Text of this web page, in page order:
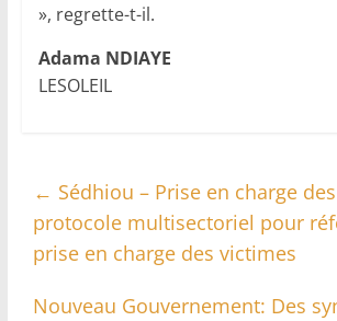
», regrette-t-il.
Adama NDIAYE
LESOLEIL
← Sédhiou – Prise en charge
protocole multisectoriel pour
prise en charge des victimes
Nouveau Gouvernement: Des